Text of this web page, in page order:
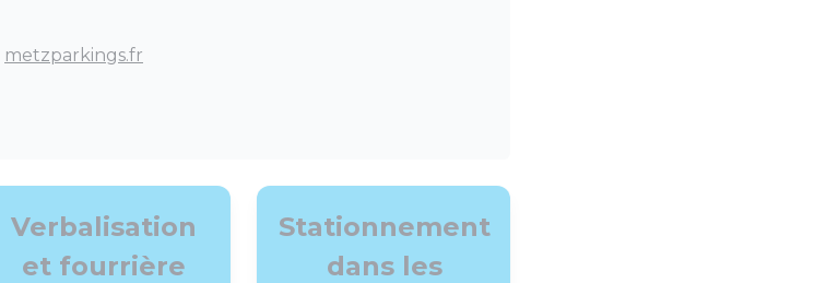
metzparkings.fr
Verbalisation
et fourrière
Stationnement
dans les